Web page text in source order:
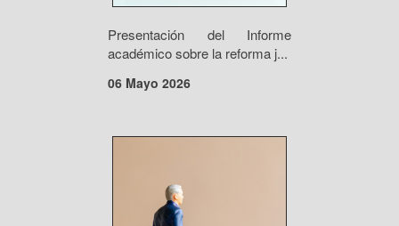
Presentación del Informe
académico sobre la reforma j...
06 Mayo 2026